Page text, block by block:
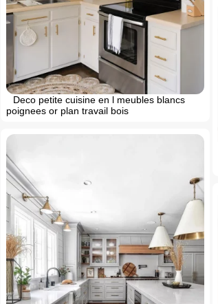
Deco petite cuisine en l meubles blancs
poignees or plan travail bois